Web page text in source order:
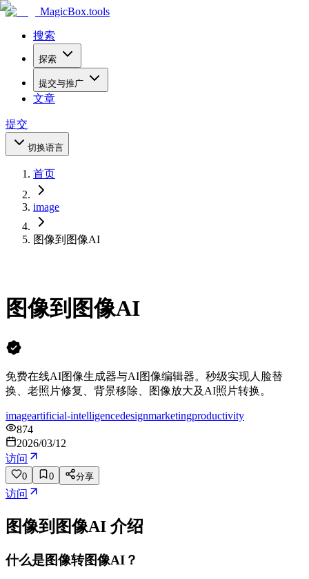
MagicBox.tools
搜索
探索
提交与推广
文章
提交
切换语言
首页
image
图像到图像AI
图像到图像AI
免费在线AI图像生成器与AI图像编辑器。秒级实现人脸替
换、老照片修复、背景移除、图像放大及AI照片转换。
imageartificial-intelligencedesignmarketingproductivity
874
2026/03/12
访问
0 0 分享
访问
图像到图像AI 介绍
什么是图像转图像AI？